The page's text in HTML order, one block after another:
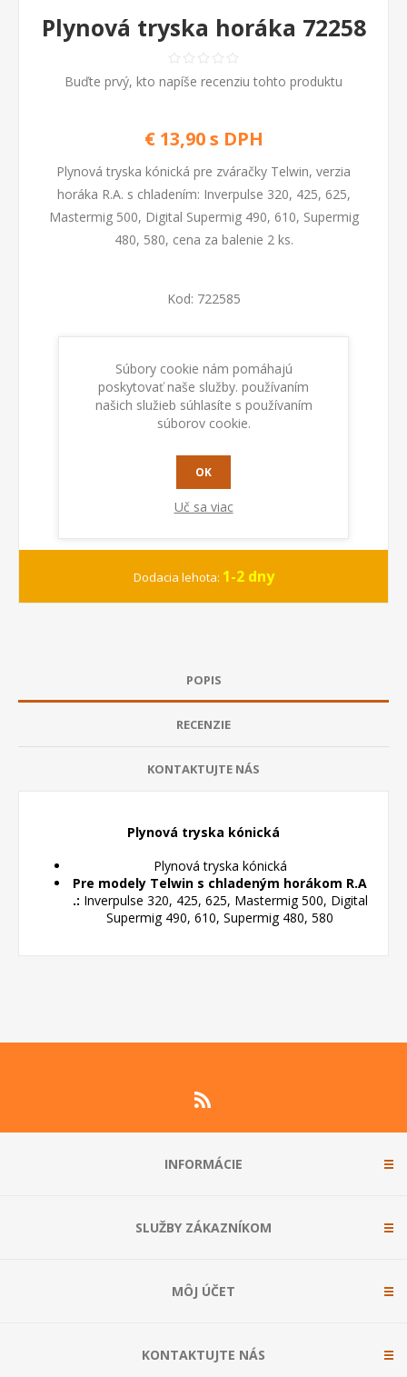
Plynová tryska horáka 72258
Buďte prvý, kto napíše recenziu tohto produktu
€ 13,90 s DPH
Plynová tryska kónická pre zváračky Telwin, verzia
horáka R.A. s chladením: Inverpulse 320, 425, 625,
Mastermig 500, Digital Supermig 490, 610, Supermig
480, 580, cena za balenie 2 ks.
Kod: 722585
PRIDAŤ DO KOŠÍKA
Dodacia lehota: 1-2 dny
POPIS
RECENZIE
KONTAKTUJTE NÁS
Plynová tryska kónická
Plynová tryska kónická
Pre modely Telwin s chladeným horákom R.A
.: Inverpulse 320, 425, 625, Mastermig 500, Digital
Supermig 490, 610, Supermig 480, 580
INFORMÁCIE
SLUŽBY ZÁKAZNÍKOM
MÔJ ÚČET
KONTAKTUJTE NÁS
Súbory cookie nám pomáhajú
poskytovať naše služby. používaním
našich služieb súhlasíte s používaním
súborov cookie.
OK
Uč sa viac